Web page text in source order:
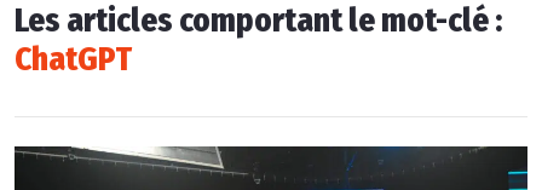
Les articles comportant le mot-clé :
ChatGPT